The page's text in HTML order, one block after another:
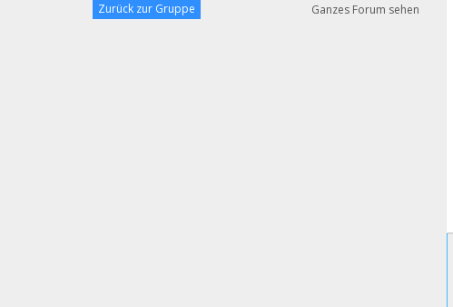
Zurück zur Gruppe Ganzes Forum sehen